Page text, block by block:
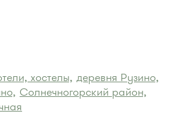
хостелы, деревня Рузино,
Солнечногорский район,